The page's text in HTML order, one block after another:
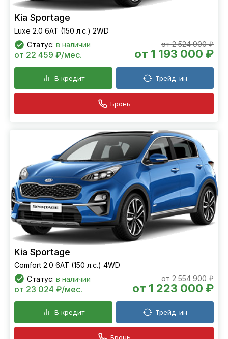
Kia Sportage
Luxe 2.0 6АТ (150 л.с.) 2WD
Статус: в наличии от 2 524 900 ₽
от 1 193 000 ₽
от 22 459 ₽/мес.
В кредит Трейд-ин
Бронь
Kia Sportage
Comfort 2.0 6АТ (150 л.с.) 4WD
Статус: в наличии от 2 554 900 ₽
от 1 223 000 ₽
от 23 024 ₽/мес.
В кредит Трейд-ин